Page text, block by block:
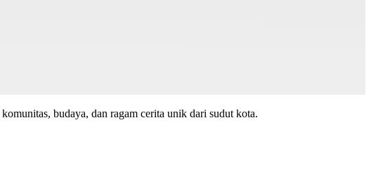
budaya, dan ragam cerita unik dari sudut kota.